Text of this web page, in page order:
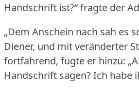
Handschrift ist?“ fragte der
„Dem Anschein nach sah es
Diener, und mit veränderter
fortfahrend, fügte er hinzu:
Handschrift sagen?Ich habe